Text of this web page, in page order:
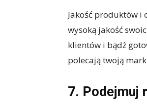
Jakość produktów i
wysoką jakość
klientów i bądź
polecają twoją
7. Podejmuj